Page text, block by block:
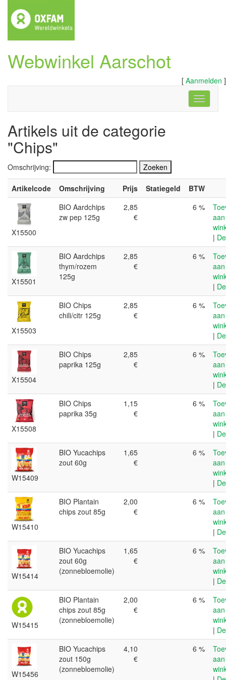
Webwinkel Aarschot
[ Aanmelden ]
Artikels uit de categorie
"Chips"
Omschrijving:
Artikelcode Omschrijving Prijs Statiegeld BTW
X15500
BIO Aardchips
zw pep 125g
2,85
€
6 %
aan
|
X15501
BIO Aardchips
thym/rozem
125g
2,85
€
6 %
aan
|
X15503
BIO Chips
chili/citr 125g
2,85
€
6 %
aan
|
X15504
BIO Chips
paprika 125g
2,85
€
6 %
aan
|
X15508
BIO Chips
paprika 35g
1,15
€
6 %
aan
|
W15409
BIO Yucachips
zout 60g
1,65
€
6 %
aan
|
W15410
BIO Plantain
chips zout 85g
2,00
€
6 %
aan
|
W15414
BIO Yucachips
zout 60g
(zonnebloemolie)
1,65
€
6 %
aan
|
W15415
BIO Plantain
chips zout 85g
(zonnebloemolie)
2,00
€
6 %
aan
|
W15456
BIO Yucachips
zout 150g
(zonnebloemolie)
4,10
€
6 %
aan